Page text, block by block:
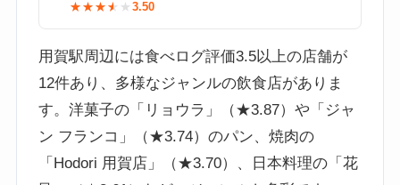
★★★★★
★★★★★ 3.50
用賀駅周辺には食べログ評価3.5以上の店舗が
12件あり、多様なジャンルの飲食店がありま
す。洋菓子の「リョウラ」（★3.87）や「ジャ
ン フランコ」（★3.74）のパン、焼肉の
「Hodori 用賀店」（★3.70）、日本料理の「花